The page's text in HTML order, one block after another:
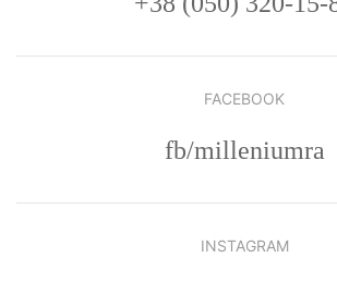
FACEBOOK
fb/milleniumra
INSTAGRAM